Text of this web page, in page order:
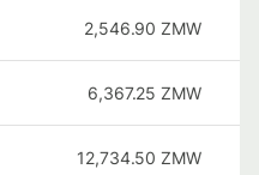
2,546.90 ZMW
6,367.25 ZMW
12,734.50 ZMW